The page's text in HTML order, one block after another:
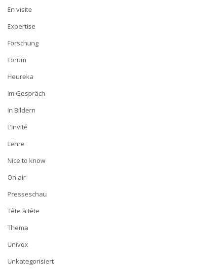
En visite
Expertise
Forschung
Forum
Heureka
Im Gespräch
In Bildern
L’invité
Lehre
Nice to know
On air
Presseschau
Tête à tête
Thema
Univox
Unkategorisiert